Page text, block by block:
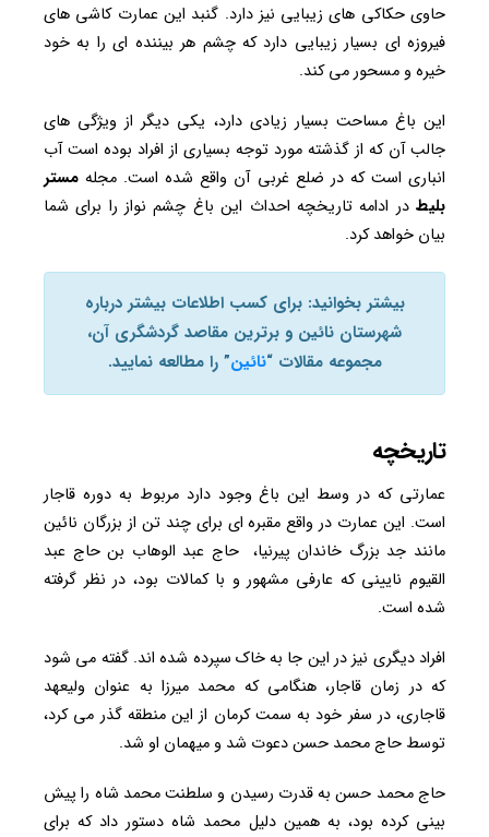
حاوی حکاکی های زیبایی نیز دارد. گنبد این عمارت کاشی های
فیروزه ای بسیار زیبایی دارد که چشم هر بیننده ای را به خود
خیره و مسحور می کند.
این باغ مساحت بسیار زیادی دارد، یکی دیگر از ویژگی های
جالب آن که از گذشته مورد توجه بسیاری از افراد بوده است آب
انباری است که در ضلع غربی آن واقع شده است. مجله مستر
بلیطدر ادامه تاریخچه احداث این باغ چشم نواز را برای شما
بیان خواهد کرد.
بیشتر بخوانید: برای کسب اطلاعات بیشتر درباره
شهرستان نائین و برترین مقاصد گردشگری آن،
مجموعه مقالات “نائین” را مطالعه نمایید.
تاریخچه
عمارتی که در وسط این باغ وجود دارد مربوط به دوره قاجار
است. این عمارت در واقع مقبره ای برای چند تن از بزرگان نائین
مانند جد بزرگ خاندان پیرنیا، حاج عبد الوهاب بن حاج عبد
القیوم نایینی که عارفی مشهور و با کمالات بود، در نظر گرفته
شده است.
افراد دیگری نیز در این جا به خاک سپرده شده اند. گفته می شود
که در زمان قاجار، هنگامی که محمد میرزا به عنوان ولیعهد
قاجاری، در سفر خود به سمت کرمان از این منطقه گذر می کرد،
توسط حاج محمد حسن دعوت شد و میهمان او شد.
حاج محمد حسن به قدرت رسیدن و سلطنت محمد شاه را پیش
بینی کرده بود، به همین دلیل محمد شاه دستور داد که برای